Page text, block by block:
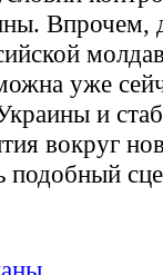
Впрочем,
уже
и
вокруг
подобный